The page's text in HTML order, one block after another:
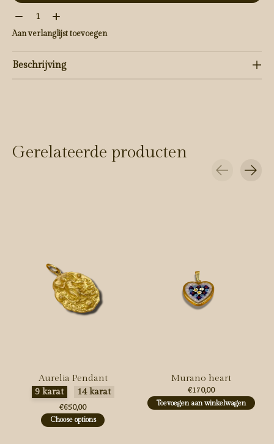
Aantal:
Aan verlanglijst toevoegen
Beschrijving
Gerelateerde producten
Aurelia Pendant
Maak een keuze:
9 karat 14 karat
€650,00
Choose options
Murano heart
€170,00
Toevoegen aan winkelwagen